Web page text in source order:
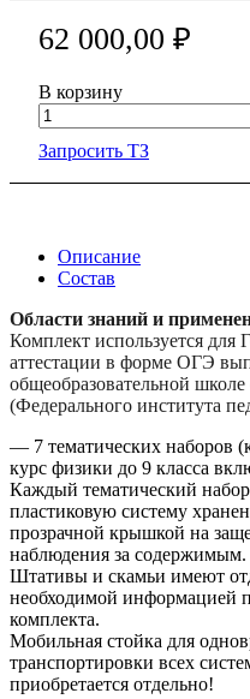
62 000,00 ₽
В корзину
Запросить ТЗ
Описание
Состав
Области знаний и
Комплект используется для
аттестации в форме ОГЭ
общеобразовательной
(Федерального института
— 7 тематических наборов
курс физики до 9 класса
Каждый тематический
пластиковую систему
прозрачной крышкой на
наблюдения за содержимым.
Штативы и скамьи имеют
необходимой информацией
комплекта.
Мобильная стойка для
транспортировки всех
приобретается отдельно!